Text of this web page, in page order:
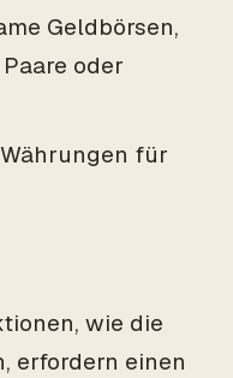
Geldbörsen,
oder
für
wie die
erfordern einen